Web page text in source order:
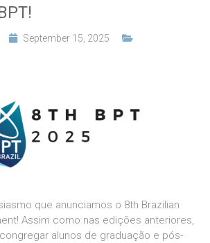
September 15, 2025
que anunciamos o 8th Brazilian
Assim como nas edições anteriores,
alunos de graduação e pós-